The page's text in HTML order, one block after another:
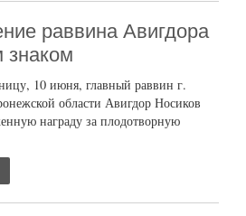
раввина Авигдора
знаком
10 июня, главный раввин г.
области Авигдор Носиков
награду за плодотворную